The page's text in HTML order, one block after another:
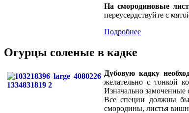
На смородиновые
переусердствуйте с
Подробнее
Огурцы соленые в кадке
Дубовую кадку
желательно с тонкой
Изначально замоченные
Все специи должны
смородины, листья